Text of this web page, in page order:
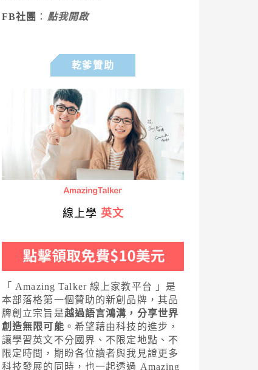
FB社團 ： 點我開啟
乾爹贊助
線上學 英文
「 Amazing Talker 線上家教平台 」是
本部落格第一個贊助的新創品牌，其品
牌創立宗旨是越過語言鴻溝，分享世界
創造無限可能 。希望藉由科技的進步，
讓學習英文不分國界、不限定地點、不
限定時間，期盼各位讀者與我見證更多
科技發展的同時，也一起透過 Amazing